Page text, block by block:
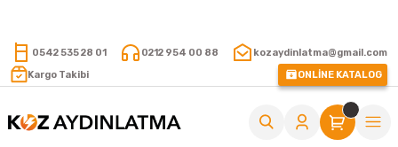
0542 535 28 01 0212 954 00 88
kozaydinlatma@gmail.com
Kargo Takibi
ONLİNE KATALOG